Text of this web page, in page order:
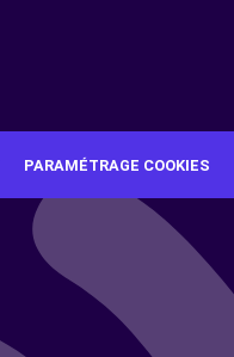
PARAMÉTRAGE COOKIES